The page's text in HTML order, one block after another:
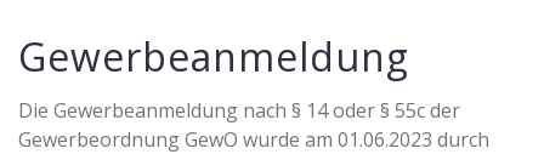
Gewerbeanmeldung
Die Gewerbeanmeldung nach § 14 oder § 55c der
Gewerbeordnung GewO wurde am 01.06.2023 durch